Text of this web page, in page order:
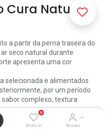
0
Wishlist Account
Cura Natural
a partir da perna traseira do
seco natural durante
apresenta uma cor
selecionada e alimentados
por um período
complexo, textura